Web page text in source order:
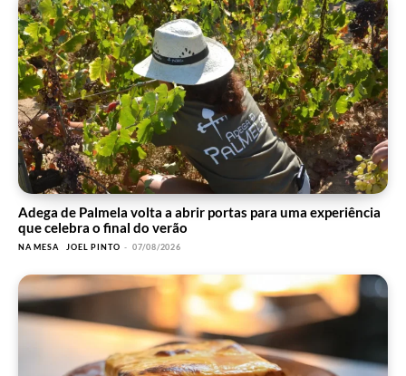
Adega de Palmela volta a abrir portas para uma experiência
que celebra o final do verão
NA MESA JOEL PINTO - 07/08/2026